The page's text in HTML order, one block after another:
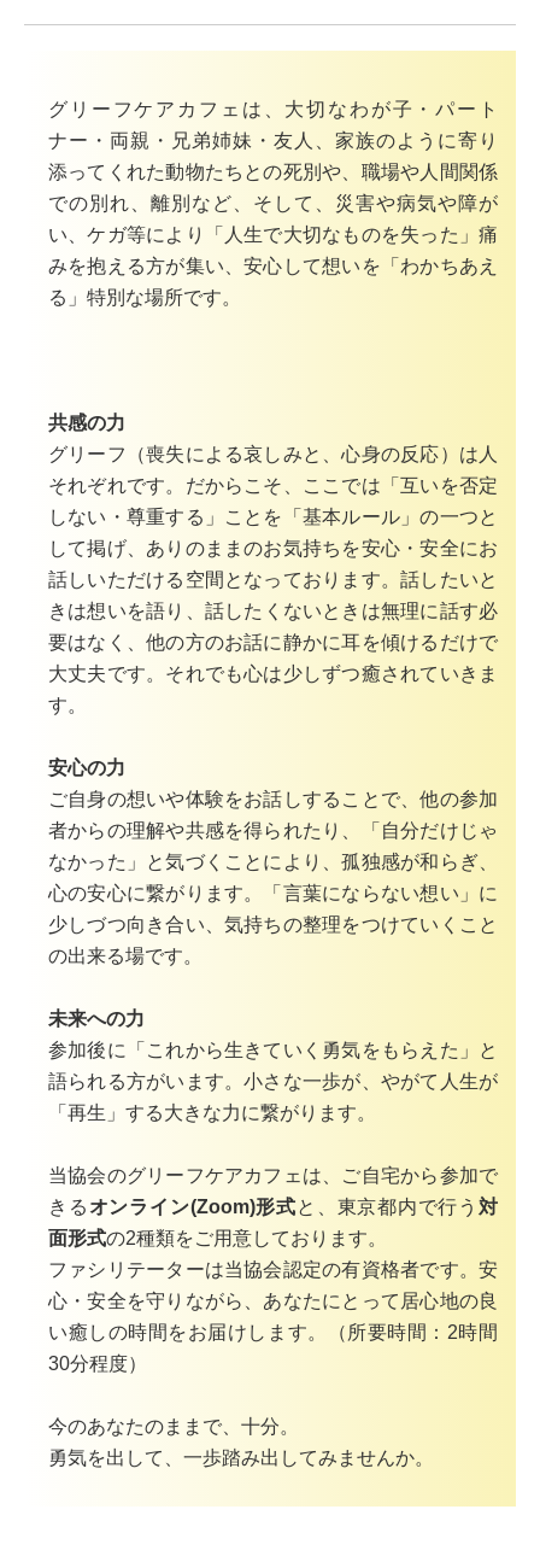
グリーフケアカフェは、大切なわが子・パート
ナー・両親・兄弟姉妹・友人、家族のように寄り
添ってくれた動物たちとの死別や、職場や人間関係
での別れ、離別など、そして、災害や病気や障が
い、ケガ等により「人生で大切なものを失った」痛
みを抱える方が集い、安心して想いを「わかちあえ
る」特別な場所です。
共感の力
グリーフ（喪失による哀しみと、心身の反応）は人
それぞれです。だからこそ、ここでは「互いを否定
しない・尊重する」ことを「基本ルール」の一つと
して掲げ、ありのままのお気持ちを安心・安全にお
話しいただける空間となっております。話したいと
きは想いを語り、 話したくないときは無理に話す必
要はなく、他の方のお話に静かに耳を傾けるだけで
大丈夫です。それでも心は少しずつ癒されていきま
す。
安心の力
ご自身の想いや体験をお話しすることで、他の参加
者からの理解や共感を得られたり、「自分だけじゃ
なかった」と気づくことにより、孤独感が和らぎ、
心の安心に繋がります。「言葉にならない想い」に
少しづつ向き合い、気持ちの整理をつけていくこと
の出来る場です。
未来への力
参加後に「これから生きていく勇気をもらえた」と
語られる方がいます。小さな一歩が、やがて人生が
「再生」する大きな力に繋がります。
当協会のグリーフケアカフェは、 ご自宅から参加で
きる オンライン(Zoom)形式と、東京都内で行う対
面形式の2種類をご用意しております。
ファシリテーターは当協会認定の有資格者です。安
心・安全を守りながら、あなたにとって 居心地の良
い癒しの時間をお届けします。
（所要時間： 2時間
30分程度）
今のあなたのままで、十分。
勇気を出して、一歩踏み出してみませんか。